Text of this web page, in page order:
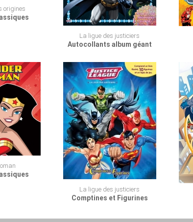
origines
La ligue des justiciers
Autocollants album géant
La ligue des justiciers
Comptines et Figurines